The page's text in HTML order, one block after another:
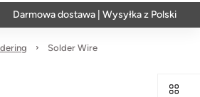
Darmowa dostawa | Wysyłka z Polski |
Solder Wire